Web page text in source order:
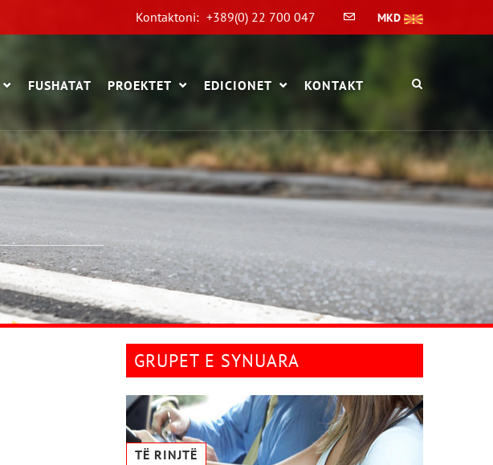
Kontaktoni: +389(0) 22 700 047 MKD
FUSHATAT PROEKTET EDICIONET KONTAKT
GRUPET E SYNUARA
TË RINJTË